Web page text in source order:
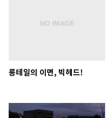
롱테일의 이면, 빅헤드!